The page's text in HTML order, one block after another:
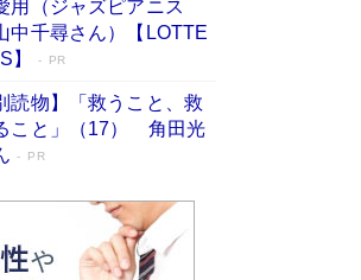
Bang
集めた『ほほえんで生き
ランクイン［エンターテイ
Book Bang
大嘘である」原作者が抱き
…「自己憐憫は描きたくな
だわったこと（後編） #
の人気シリーズ最新作どち
た直木賞受賞作もランク
用（ジャズピアニス
中千尋さん）【LOTTE
】
PR
読物】「救うこと、救
こと」（17） 角田光
PR